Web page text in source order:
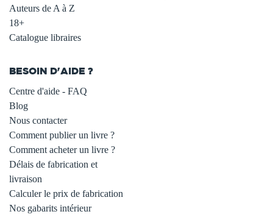
Auteurs de A à Z
18+
Catalogue libraires
BESOIN D'AIDE ?
Centre d'aide - FAQ
Blog
Nous contacter
Comment publier un livre ?
Comment acheter un livre ?
Délais de fabrication et
livraison
Calculer le prix de fabrication
Nos gabarits intérieur